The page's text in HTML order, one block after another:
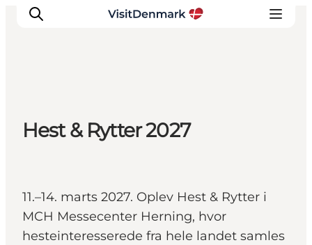
Inspiration
Destinationer
Planlæg ferien
Hest & Rytter 2027
11.–14. marts 2027. Oplev Hest & Rytter i
MCH Messecenter Herning, hvor
hesteinteresserede fra hele landet samles